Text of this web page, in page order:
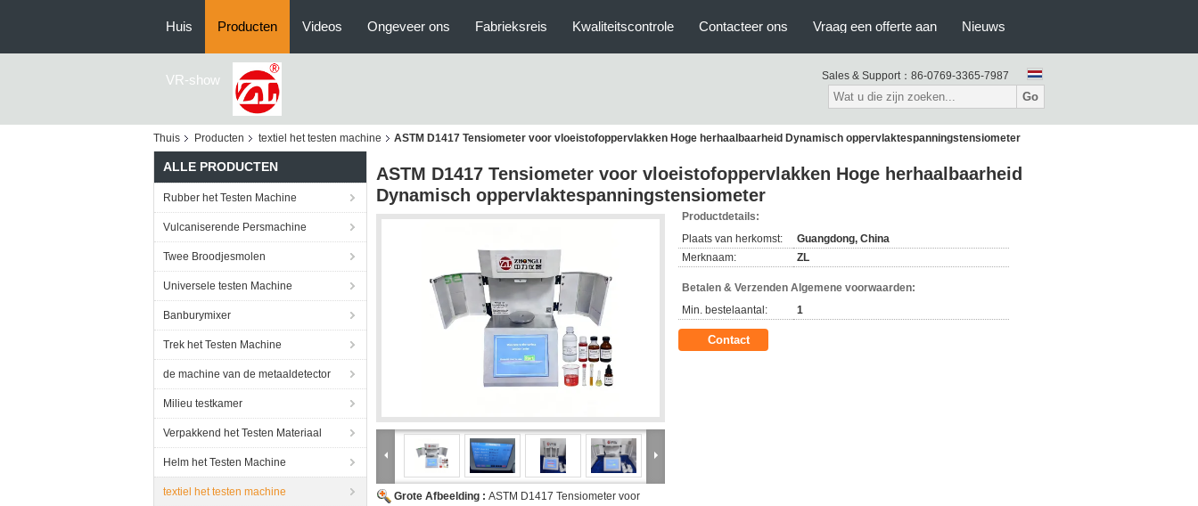
Huis Producten Videos Ongeveer ons Fabrieksreis Kwaliteitscontrole Contacteer ons Vraag een offerte aan Nieuws
VR-show Sales & Support： 86-0769-3365-7987
Go
Thuis Producten textiel het testen machine ASTM D1417 Tensiometer voor vloeistofoppervlakken Hoge herhaalbaarheid Dynamisch oppervlaktespanningstensiometer
ALLE PRODUCTEN
Rubber het Testen Machine
Vulcaniserende Persmachine
Twee Broodjesmolen
Universele testen Machine
Banburymixer
Trek het Testen Machine
de machine van de metaaldetector
Milieu testkamer
Verpakkend het Testen Materiaal
Helm het Testen Machine
textiel het testen machine
ASTM D1417 Tensiometer voor vloeistofoppervlakken Hoge herhaalbaarheid
Dynamisch oppervlaktespanningstensiometer
Grote Afbeelding : ASTM D1417 Tensiometer voor
Productdetails:
Plaats van herkomst:
Guangdong, China
Merknaam:
ZL
Betalen & Verzenden Algemene voorwaarden:
Min. bestelaantal:
1
Contact